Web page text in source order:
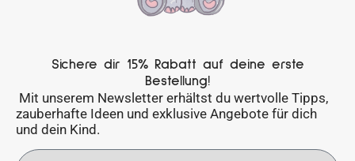
Sichere dir 15% Rabatt auf deine erste
Bestellung!
Mit unserem Newsletter erhältst du wertvolle Tipps,
zauberhafte Ideen und exklusive Angebote für dich
und dein Kind.